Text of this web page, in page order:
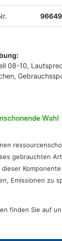
08-10,
gebrauchten
Emissionen zu
finden Sie auf